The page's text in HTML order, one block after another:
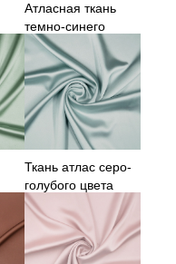
Атласная ткань
темно-синего
цвета
Ткань атлас серо-
голубого цвета